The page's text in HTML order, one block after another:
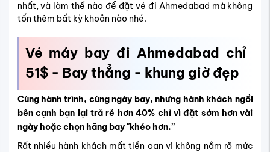
nhất, và làm thế nào để đặt vé đi Ahmedabad mà không
tốn thêm bất kỳ khoản nào nhé.
Vé máy bay đi Ahmedabad chỉ
51$ - Bay thẳng - khung giờ đẹp
Cùng hành trình, cùng ngày bay, nhưng hành khách ngồi
bên cạnh bạn lại trả rẻ hơn 40% chỉ vì đặt sớm hơn vài
ngày hoặc chọn hãng bay "khéo hơn.”
Rất nhiều hành khách mất tiền oan vì không nắm rõ mức